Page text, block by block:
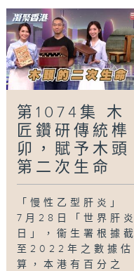
第1074集 木
匠鑽研傳統榫
卯，賦予木頭
第二次生命
「慢性乙型肝炎」
7月28日「世界肝炎
日」，衞生署根據截
至2022年之數據估
算，本港有百分之